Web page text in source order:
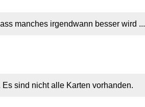
manches irgendwann besser wird ...
sind nicht alle Karten vorhanden.